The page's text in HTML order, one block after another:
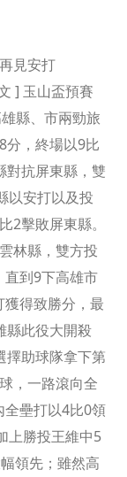
] 玉山盃預賽
縣、市兩勁旅
分，終場以9比
對抗屏東縣，雙
以安打以及投
2擊敗屏東縣。
林縣，雙方投
直到9下高雄市
得致勝分，最
此役大開殺
擇助球隊拿下第
，一路滾向全
全壘打以4比0領
上勝投王維中5
領先；雖然高